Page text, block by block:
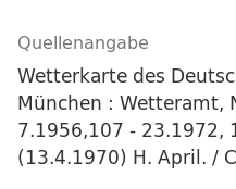
Quellenangabe
Wetterkarte des
München : Wetteramt,
7.1956,107 - 23.1972,
(13.4.1970) H. April. /